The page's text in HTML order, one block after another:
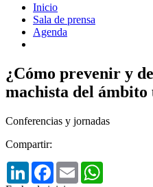
Inicio
Sala de prensa
Agenda
¿Cómo prevenir y
machista del
Conferencias y jornadas
Compartir:
LinkedInFacebook
Email